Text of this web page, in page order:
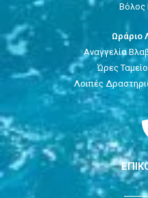
Βόλος
Ωράριο
Αναγγελία
Ώρες
Λοιπές